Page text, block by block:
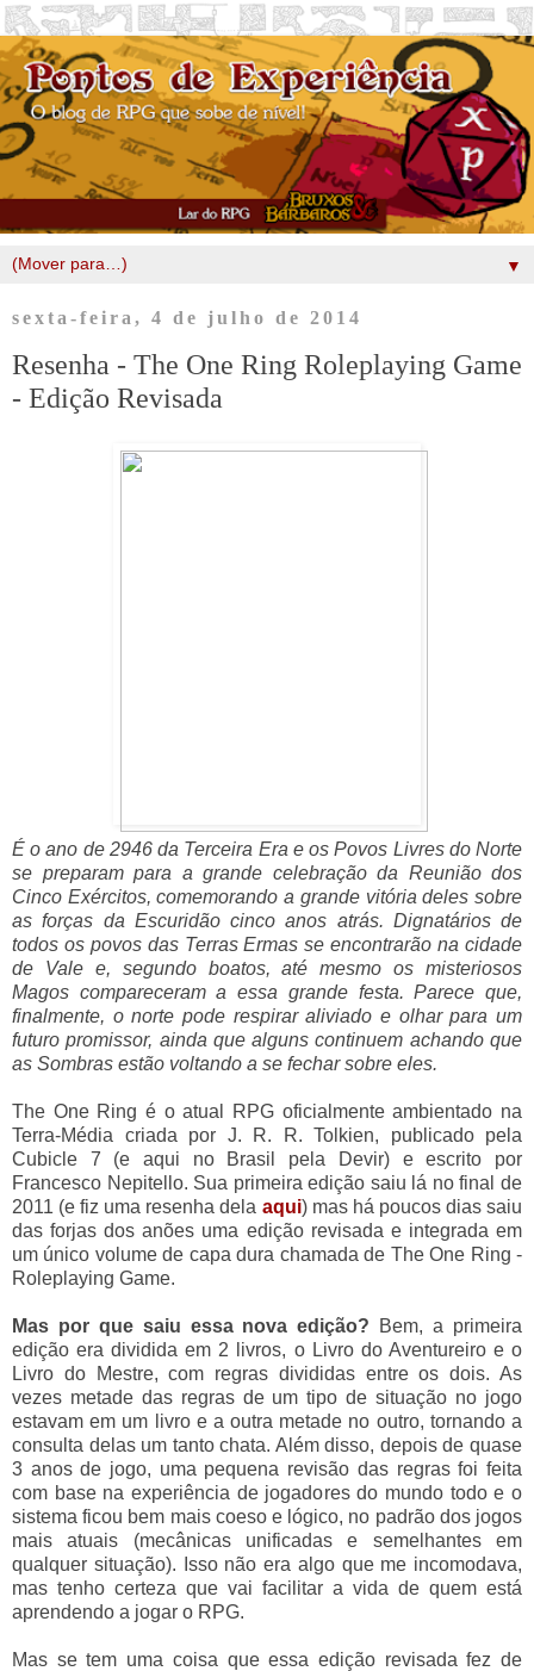
▼
sexta-feira, 4 de julho de 2014
Resenha - The One Ring Roleplaying Game
- Edição Revisada
É o ano de 2946 da Terceira Era e os Povos Livres do Norte
se preparam para a grande celebração da Reunião dos
Cinco Exércitos, comemorando a grande vitória deles sobre
as forças da Escuridão cinco anos atrás. Dignatários de
todos os povos das Terras Ermas se encontrarão na cidade
de Vale e, segundo boatos, até mesmo os misteriosos
Magos compareceram a essa grande festa. Parece que,
finalmente, o norte pode respirar aliviado e olhar para um
futuro promissor, ainda que alguns continuem achando que
as Sombras estão voltando a se fechar sobre eles.
The One Ring é o atual RPG oficialmente ambientado na
Terra-Média criada por J. R. R. Tolkien, publicado pela
Cubicle 7 (e aqui no Brasil pela Devir) e escrito por
Francesco Nepitello. Sua primeira edição saiu lá no final de
2011 (e fiz uma resenha dela aqui) mas há poucos dias saiu
das forjas dos anões uma edição revisada e integrada em
um único volume de capa dura chamada de The One Ring -
Roleplaying Game.
Mas por que saiu essa nova edição? Bem, a primeira
edição era dividida em 2 livros, o Livro do Aventureiro e o
Livro do Mestre, com regras divididas entre os dois. As
vezes metade das regras de um tipo de situação no jogo
estavam em um livro e a outra metade no outro, tornando a
consulta delas um tanto chata. Além disso, depois de quase
3 anos de jogo, uma pequena revisão das regras foi feita
com base na experiência de jogadores do mundo todo e o
sistema ficou bem mais coeso e lógico, no padrão dos jogos
mais atuais (mecânicas unificadas e semelhantes em
qualquer situação). Isso não era algo que me incomodava,
mas tenho certeza que vai facilitar a vida de quem está
aprendendo a jogar o RPG.
Mas se tem uma coisa que essa edição revisada fez de